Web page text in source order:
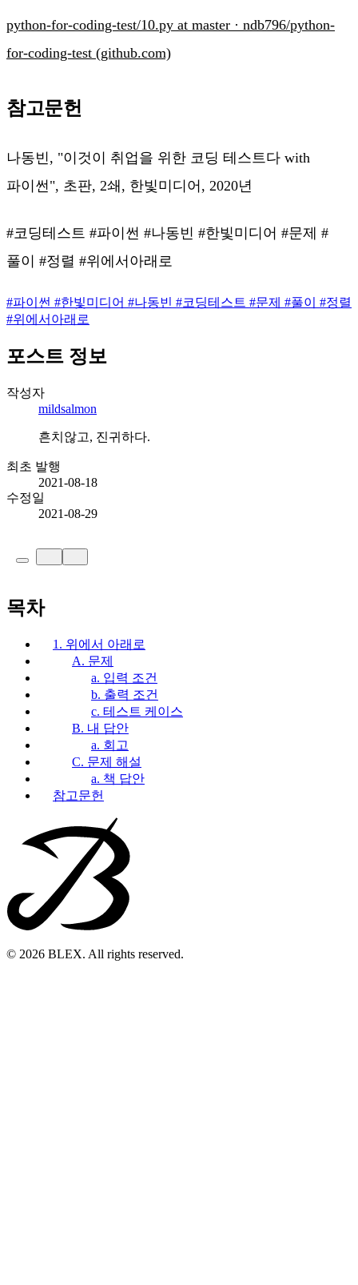
python-for-coding-test/10.py at master · ndb796/python-
for-coding-test (github.com)
참고문헌
나동빈, "이것이 취업을 위한 코딩 테스트다 with
파이썬", 초판, 2쇄, 한빛미디어, 2020년
#코딩테스트 #파이썬 #나동빈 #한빛미디어 #문제 #
풀이 #정렬 #위에서아래로
#파이썬 #한빛미디어 #나동빈 #코딩테스트 #문제 #풀이 #정렬
#위에서아래로
포스트 정보
작성자
mildsalmon
흔치않고, 진귀하다.
최초 발행
2021-08-18
수정일
2021-08-29
목차
1. 위에서 아래로
A. 문제
a. 입력 조건
b. 출력 조건
c. 테스트 케이스
B. 내 답안
a. 회고
C. 문제 해설
a. 책 답안
참고문헌
© 2026 BLEX. All rights reserved.